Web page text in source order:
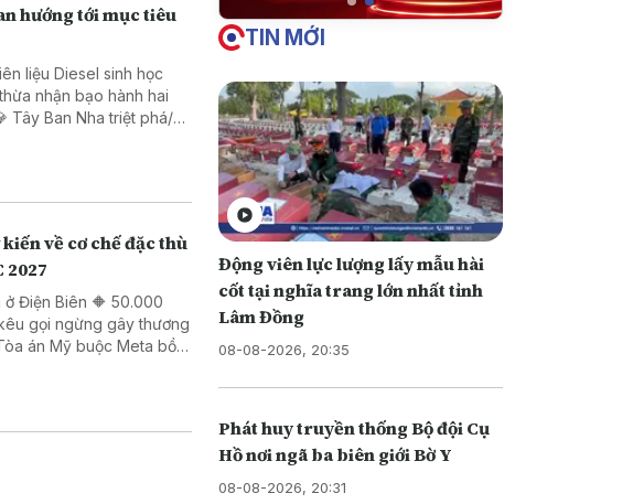
hướng tới mục tiêu
liệu Diesel sinh học
Tây Ban Nha triệt phá/
về cơ chế đặc thù
2027
Điện Biên 🔶 50.000
gọi ngừng gây thương
án Mỹ buộc Meta bồi
TIN MỚI
Động viên lực lượng lấy mẫu hài
cốt tại nghĩa trang lớn nhất tỉnh
Lâm Đồng
08-08-2026, 20:35
Phát huy truyền thống Bộ đội Cụ
Hồ nơi ngã ba biên giới Bờ Y
08-08-2026, 20:31